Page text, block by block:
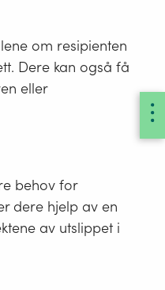
om resipienten
Dere kan også få
eller
behov for
dere hjelp av en
av utslippet i